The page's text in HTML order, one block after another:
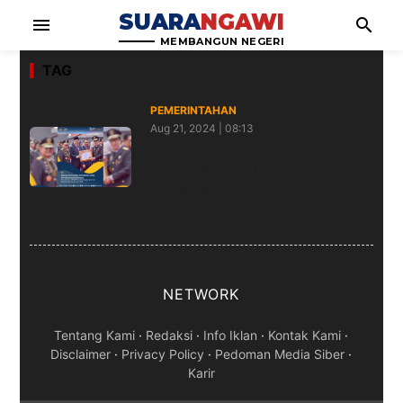
menu SUARANGAWI
MEMBANGUN NEGERI
search
TAG
PEMERINTAHAN
Aug 21, 2024 | 08:13
NETWORK
Tentang Kami · Redaksi · Info Iklan · Kontak Kami ·
Disclaimer · Privacy Policy · Pedoman Media Siber ·
Karir